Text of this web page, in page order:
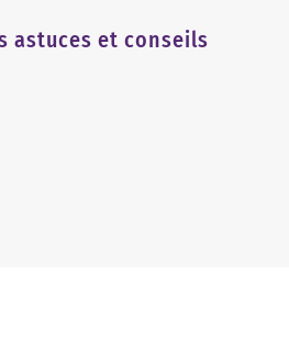
astuces et conseils